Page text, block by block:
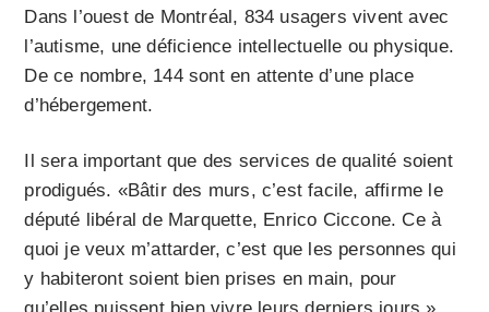
Dans l’ouest de Montréal, 834 usagers vivent avec
l’autisme, une déficience intellectuelle ou physique.
De ce nombre, 144 sont en attente d’une place
d’hébergement.
Il sera important que des services de qualité soient
prodigués. «Bâtir des murs, c’est facile, affirme le
député libéral de Marquette, Enrico Ciccone. Ce à
quoi je veux m’attarder, c’est que les personnes qui
y habiteront soient bien prises en main, pour